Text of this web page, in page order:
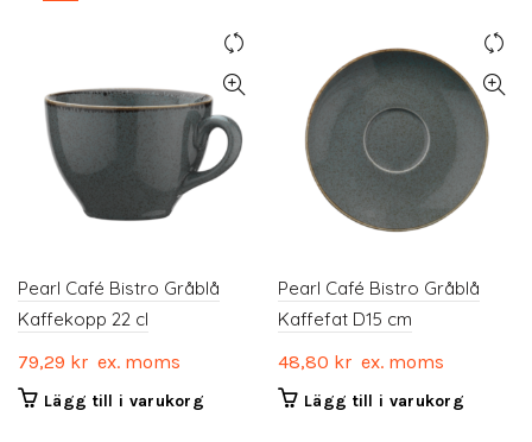
Pearl Café Bistro Gråblå
Kaffekopp 22 cl
79,29 kr ex. moms
Lägg till i varukorg
Pearl Café Bistro Gråblå
Kaffefat D15 cm
48,80 kr ex. moms
Lägg till i varukorg